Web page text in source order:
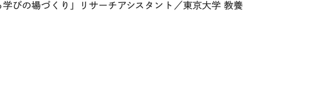
学びの場づくり」リサーチアシスタント／東京大学 教養